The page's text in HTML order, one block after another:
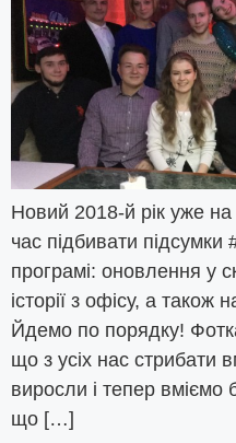
Новий 2018-й рік уже на
час підбивати
програмі: оновлення у
історії з офісу, а також
Йдемо по порядку!
що з усіх нас стрибати
виросли і тепер вміємо
що […]